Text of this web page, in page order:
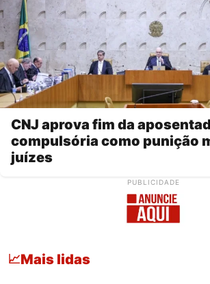
CNJ aprova fim da
compulsória como punição
juízes
PUBLICIDADE
📈Mais lidas